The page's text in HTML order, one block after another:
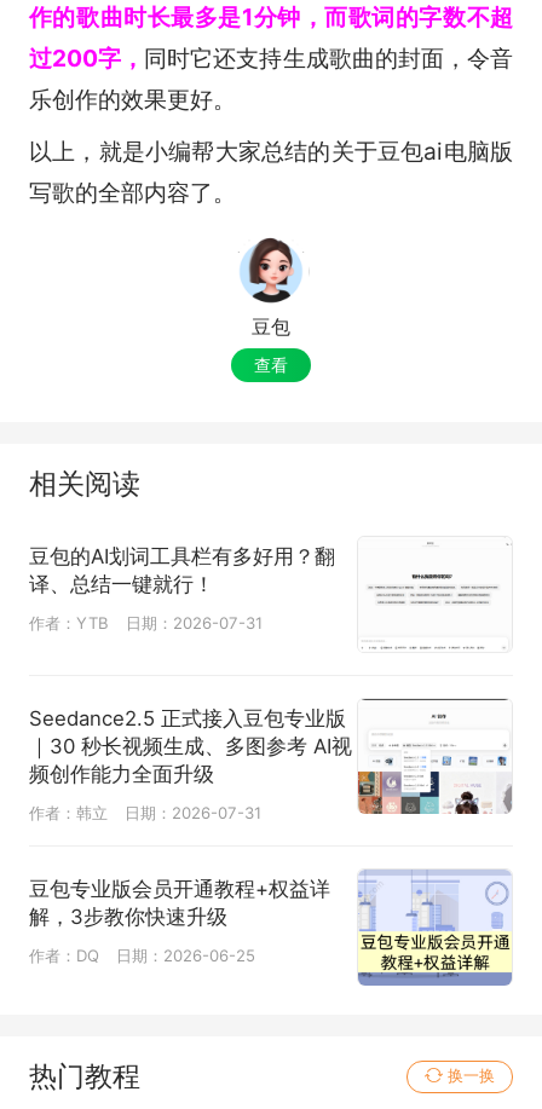
作的歌曲时长最多是1分钟，而歌词的字数不超
过200字， 同时它还支持生成歌曲的封面，令音
乐创作的效果更好。
以上，就是小编帮大家总结的关于豆包ai电脑版
写歌的全部内容了。
豆包
查看
相关阅读
豆包的AI划词工具栏有多好用？翻
译、总结一键就行！
作者：YTB 日期：2026-07-31
Seedance2.5 正式接入豆包专业版
｜30 秒长视频生成、多图参考 AI视
频创作能力全面升级
作者：韩立 日期：2026-07-31
豆包专业版会员开通教程+权益详
解，3步教你快速升级
作者：DQ 日期：2026-06-25
热门教程 换一换